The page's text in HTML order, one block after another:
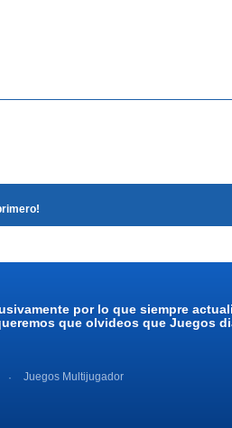
por lo que siempre
que olvideos que Juegos
Juegos Multijugador